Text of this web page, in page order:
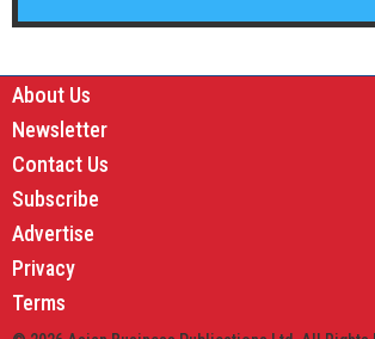
About Us
Newsletter
Contact Us
Subscribe
Advertise
Privacy
Terms